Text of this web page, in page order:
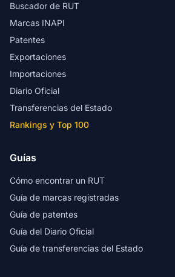
Buscador de RUT
Marcas INAPI
Patentes
Exportaciones
Importaciones
Diario Oficial
Transferencias del Estado
Rankings y Top 100
Guías
Cómo encontrar un RUT
Guía de marcas registradas
Guía de patentes
Guía del Diario Oficial
Guía de transferencias del Estado